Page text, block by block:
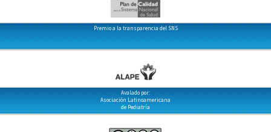
Premio a la transparencia del SNS
Avalado por:
Asociación Latinoamericana
de Pediatría